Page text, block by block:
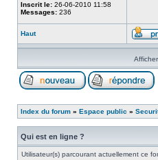
Inscrit le: 26-06-2010 11:58
Messages: 236
Haut
Index du forum » Espace public »
Qui est en ligne ?
Utilisateur(s) parcourant actuellement ce